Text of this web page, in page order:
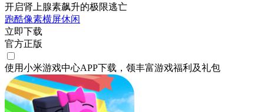
开启肾上腺素飙升的极限逃亡
跑酷像素横屏休闲
立即下载
官方正版
使用小米游戏中心APP下载 ，领丰富游戏福利 及礼包